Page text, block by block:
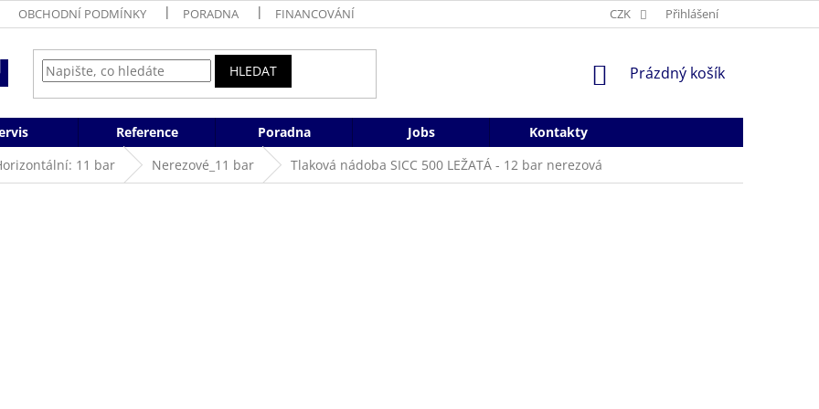
OBCHODNÍ PODMÍNKY PORADNA FINANCOVÁNÍ CZK Přihlášení
HLEDAT
NÁKUPNÍ
Prázdný košík
Reference Poradna Jobs
Kontakty
11 bar Nerezové_11 bar Tlaková nádoba SICC 500 LEŽATÁ - 12 bar nerezová